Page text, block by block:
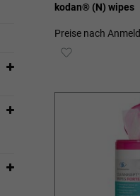
kodan® (N) wipes
Preise nach